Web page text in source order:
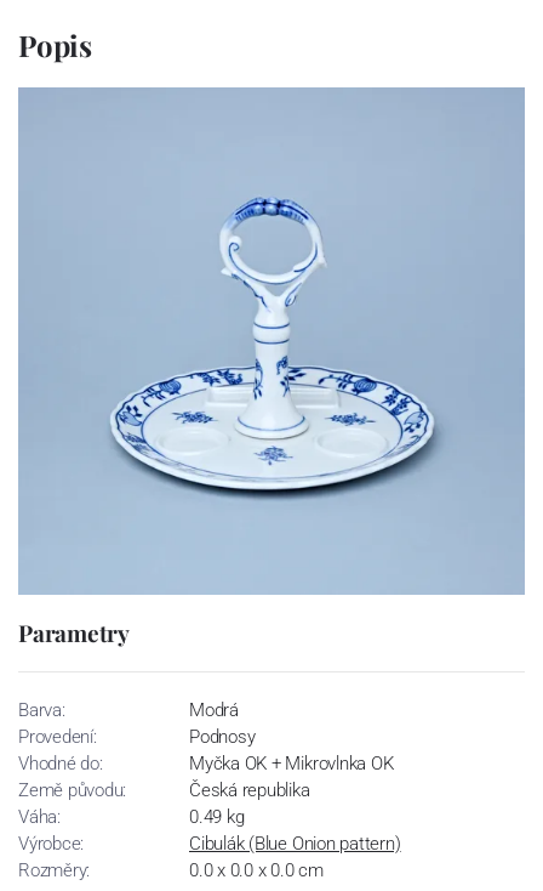
Popis
Parametry
Barva:
Modrá
Provedení:
Podnosy
Vhodné do:
Myčka OK + Mikrovlnka OK
Země původu:
Česká republika
Váha:
0.49 kg
Výrobce:
Cibulák (Blue Onion pattern)
Rozměry:
0.0 x 0.0 x 0.0 cm